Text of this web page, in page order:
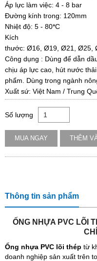
Áp lực làm việc: 4 - 8 bar
Đường kính trong: 120mm
Nhiệt độ: 5 - 80*C
Kích
thước: Ø16, Ø19, Ø21, Ø25,
Công dụng : Dùng để dẫn
chịu áp lực cao, hút nước
phẩm. Dùng trong ngành
Xuất sứ: Việt Nam / Trung
Số lượng
MUA NGAY THÊM
Thông tin sản phẩm
ỐNG NHỰA PVC LÕI
Ống nhựa PVC lõi thép từ
doanh nghiệp sản xuất trên